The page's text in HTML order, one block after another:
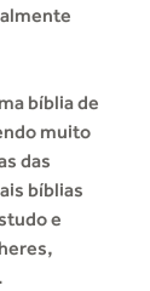
bíblia de
muito
das
bíblias
e